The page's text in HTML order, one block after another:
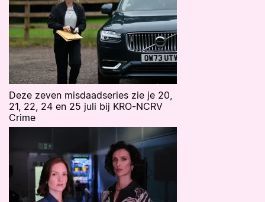
Deze zeven misdaadseries zie je 20,
21, 22, 24 en 25 juli bij KRO-NCRV
Crime